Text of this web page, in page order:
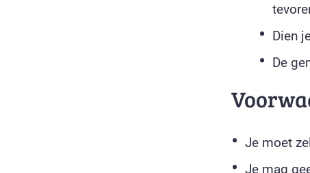
Dien
De
Je moet
Je mag